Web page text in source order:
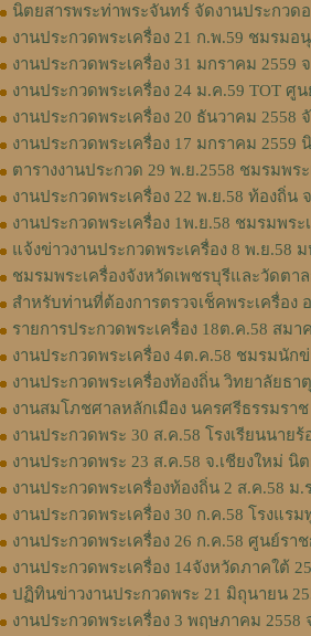
นิตยสารพระท่าพระจันทร์ จัดงานประกวด
งานประกวดพระเครื่อง 21 ก.พ.59 ชมรมอ
งานประกวดพระเครื่อง 31 มกราคม 2559
งานประกวดพระเครื่อง 24 ม.ค.59 TOT ศู
งานประกวดพระเครื่อง 20 ธันวาคม 2558
งานประกวดพระเครื่อง 17 มกราคม 2559
ตารางงานประกวด 29 พ.ย.2558 ชมรมพร
งานประกวดพระเครื่อง 22 พ.ย.58 ท้องถิ่น
งานประกวดพระเครื่อง 1พ.ย.58 ชมรมพร
แจ้งข่าวงานประกวดพระเครื่อง 8 พ.ย.58
ชมรมพระเครื่องจังหวัดเพชรบุรีและวัดตา
สำหรับท่านที่ต้องการตรวจเช็คพระเครื่อง
รายการประกวดพระเครื่อง 18ต.ค.58 สมา
งานประกวดพระเครื่อง 4ต.ค.58 ชมรมนัก
งานประกวดพระเครื่องท้องถิ่น วิทยาลัยธ
งานสมโภชศาลหลักเมือง นครศรีธรรมรา
งานประกวดพระ 30 ส.ค.58 โรงเรียนนาย
งานประกวดพระ 23 ส.ค.58 จ.เชียงใหม่ นิ
งานประกวดพระเครื่องท้องถิ่น 2 ส.ค.58 ม
งานประกวดพระเครื่อง 30 ก.ค.58 โรงแร
งานประกวดพระเครื่อง 26 ก.ค.58 ศูนย์รา
งานประกวดพระเครื่อง 14จังหวัดภาคใต้
ปฏิทินข่าวงานประกวดพระ 21 มิถุนายน
งานประกวดพระเครื่อง 3 พฤษภาคม 2558